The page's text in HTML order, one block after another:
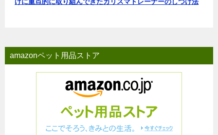
amazonペット用品ストア